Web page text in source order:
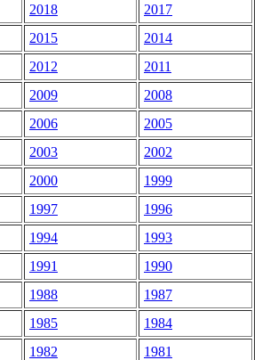
2018
2017
2015
2014
2012
2011
2009
2008
2006
2005
2003
2002
2000
1999
1997
1996
1994
1993
1991
1990
1988
1987
1985
1984
1982
1981